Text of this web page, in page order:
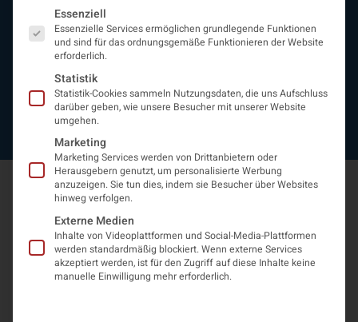
Neurologiereport
Mitgliedschaft
Statuten
Protokolle
Kontakt
Impressum
Datenschutzerklärung
Es folgt eine Liste der Service-Gruppen, für die eine
Essenziell
Essenzielle Services ermöglichen grundlegende Funktionen
und sind für das ordnungsgemäße Funktionieren der Website
erforderlich.
Statistik
Statistik-Cookies sammeln Nutzungsdaten, die uns Aufschluss
darüber geben, wie unsere Besucher mit unserer Website
umgehen.
Marketing
Marketing Services werden von Drittanbietern oder
Herausgebern genutzt, um personalisierte Werbung
anzuzeigen. Sie tun dies, indem sie Besucher über Websites
hinweg verfolgen.
Externe Medien
Inhalte von Videoplattformen und Social-Media-Plattformen
werden standardmäßig blockiert. Wenn externe Services
akzeptiert werden, ist für den Zugriff auf diese Inhalte keine
manuelle Einwilligung mehr erforderlich.